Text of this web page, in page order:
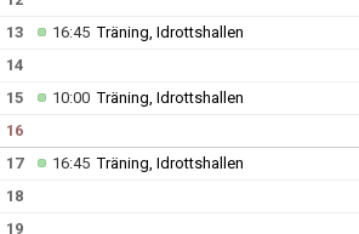
13
16:45Träning, Idrottshallen
14
15
10:00Träning, Idrottshallen
16
17 16:45Träning, Idrottshallen
18
19